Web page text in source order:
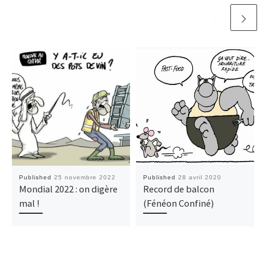
Published 25 novembre 2022
Mondial 2022 : on digère
mal !
Published 28 avril 2020
Record de balcon
(Fénéon Confiné)